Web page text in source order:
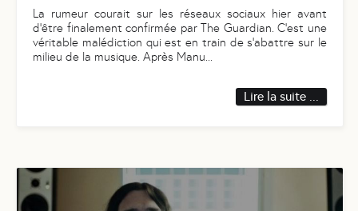
La rumeur courait sur les réseaux sociaux hier avant
d'être finalement confirmée par The Guardian. C’est une
véritable malédiction qui est en train de s’abattre sur le
milieu de la musique. Après Manu
Lire la suite ...